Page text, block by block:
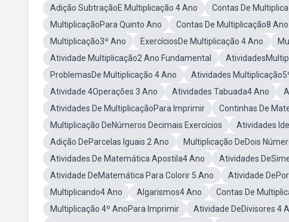
Adição SubtraçãoE Multiplicação 4 Ano Contas De
MultiplicaçãoPara Quinto Ano
Contas De Multiplicação8 Ano
Multiplicação3º Ano
ExercíciosDe Multiplicação 4 Ano
Atividade Multiplicação2 Ano Fundamental
ProblemasDe Multiplicação 4 Ano
Atividades
Atividade 4Operações 3 Ano
Atividades Tabuada4 Ano
Atividades De MultiplicaçãoPara Imprimir
Continhas De
Multiplicação DeNúmeros Decimais Exercícios
Atividades
Adição DeParcelas Iguais 2 Ano
Multiplicação DeDois
Atividades De Matemática Apostila4 Ano
Atividades
Atividade DeMatemática Para Colorir 5 Ano
Atividade
Multiplicando4 Ano
Algarismos4 Ano Contas De
Multiplicação 4º AnoPara Imprimir
Atividade DeDivisores 4